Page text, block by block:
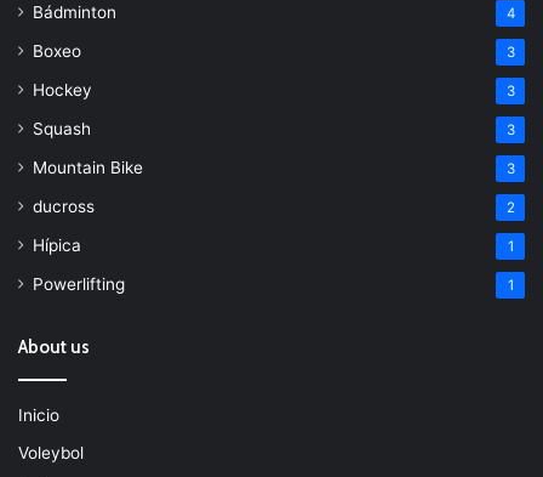
Bádminton 4
Boxeo 3
Hockey 3
Squash 3
Mountain Bike 3
ducross 2
Hípica 1
Powerlifting 1
About us
Inicio
Voleybol